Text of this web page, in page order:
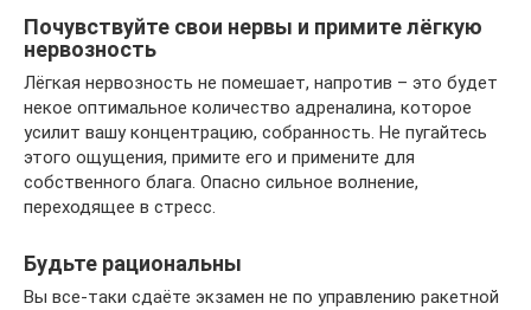
Почувствуйте свои нервы и примите лёгкую
нервозность
Лёгкая нервозность не помешает, напротив – это будет
некое оптимальное количество адреналина, которое
усилит вашу концентрацию, собранность. Не пугайтесь
этого ощущения, примите его и примените для
собственного блага. Опасно сильное волнение,
переходящее в стресс.
Будьте рациональны
Вы все-таки сдаёте экзамен не по управлению ракетной